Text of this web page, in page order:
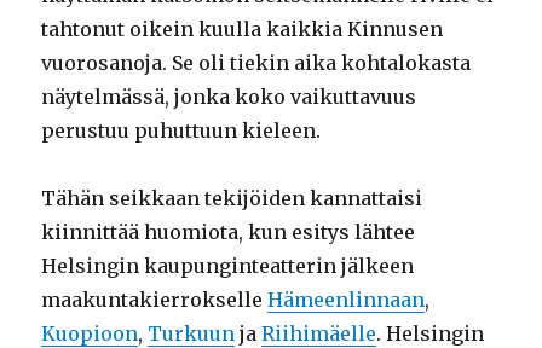
tahtonut oikein kuulla kaikkia Kinnusen
vuorosanoja. Se oli tiekin aika kohtalokasta
näytelmässä, jonka koko vaikuttavuus
perustuu puhuttuun kieleen.
Tähän seikkaan tekijöiden kannattaisi
kiinnittää huomiota, kun esitys lähtee
Helsingin kaupunginteatterin jälkeen
maakuntakierrokselleHämeenlinnaan,
Kuopioon, Turkuun jaRiihimäelle. Helsingin